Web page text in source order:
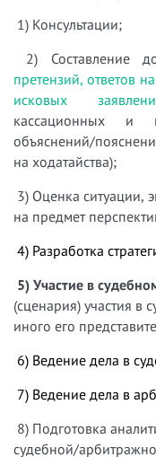
1) Консультации;
2) Составление
претензий, ответов
исковых
кассационных и
объяснений/
на ходатайства);
3) Оценка ситуации,
на предмет
4) Разработка
5) Участие в
(сценария) участия в
иного его
6) Ведение дела в
7) Ведение дела в
8) Подготовка
судебной/